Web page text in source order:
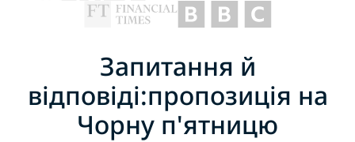
Запитання й
відповіді:пропозиція на
Чорну п'ятницю